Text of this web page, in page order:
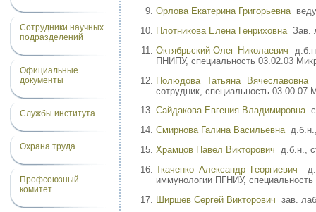
Сотрудники научных
подразделений
Официальные
документы
Службы института
Охрана труда
Профсоюзный
комитет
Орлова Екатерина Григорьевна
Плотникова Елена Генриховна Зав.
Октябрьский Олег Николаевич
ПНИПУ, специальность 03.02.03
Полюдова Татьяна Вячеславовна
сотрудник, специальность 03.00.07
Сайдакова Евгения Владимировна
Смирнова Галина Васильевнад.б.н.,
Храмцов Павел Викторович д.б.н.,
Ткаченко Александр Георгиевич
иммунологии ПГНИУ,
Ширшев Сергей Викторович зав.